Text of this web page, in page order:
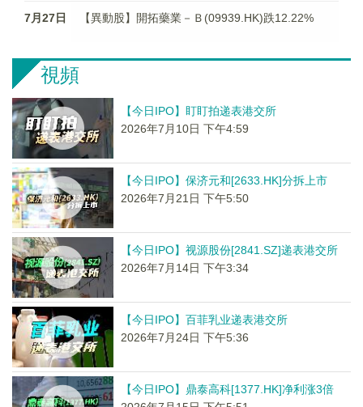
7月27日 【異動股】開拓藥業－Ｂ(09939.HK)跌12.22%
視頻
【今日IPO】盯盯拍递表港交所
2026年7月10日 下午4:59
【今日IPO】保济元和[2633.HK]分拆上市
2026年7月21日 下午5:50
【今日IPO】视源股份[2841.SZ]递表港交所
2026年7月14日 下午3:34
【今日IPO】百菲乳业递表港交所
2026年7月24日 下午5:36
【今日IPO】鼎泰高科[1377.HK]净利涨3倍